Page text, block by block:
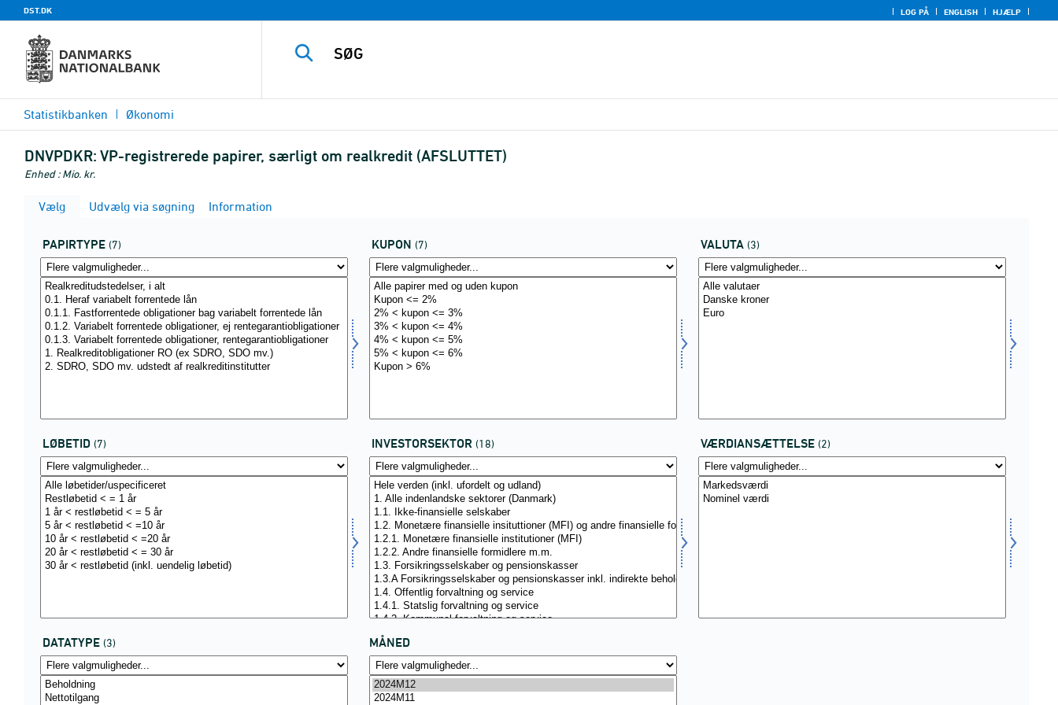
DST.DK LOG PÅ ENGLISH HJÆLP
Statistikbanken Økonomi
DNVPDKR: VP-registrerede papirer, særligt om realkredit (AFSLUTTET)
Enhed : Mio. kr.
Vælg Udvælg via søgning Information
PAPIRTYPE (7) KUPON (7) VALUTA (3)
LØBETID (7) INVESTORSEKTOR (18) VÆRDIANSÆTTELSE (2)
DATATYPE (3) MÅNED